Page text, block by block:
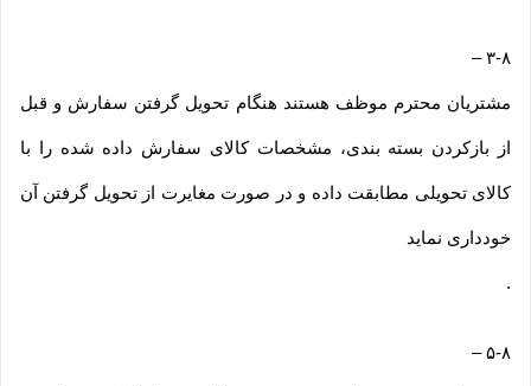
۳-۸–
مشتریان محترم موظف هستند هنگام تحویل گرفتن سفارش و قبل
از بازکردن بسته بندی، مشخصات کالای سفارش داده شده را با
کالای تحویلی مطابقت داده و در صورت مغایرت از تحویل گرفتن آن
خودداری نماید
.
۵-۸–